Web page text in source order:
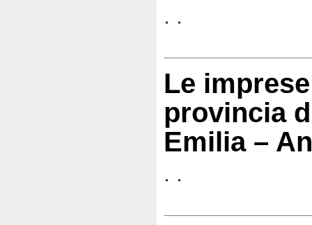
. .
Le
provincia
Emilia –
. .